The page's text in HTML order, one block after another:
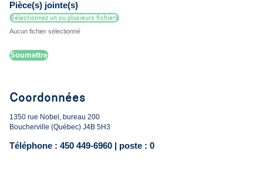
Pièce(s) jointe(s)
Sélectionnez un ou plusieurs fichiers
Aucun fichier sélectionné
Soumettre
Coordonnées
1350 rue Nobel, bureau 200
Boucherville (Québec) J4B 5H3
Téléphone : 450 449-6960 | poste : 0